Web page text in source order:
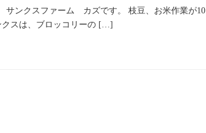
サンクスファーム カズです。 枝豆、お米作業が10
クスは、ブロッコリーの […]